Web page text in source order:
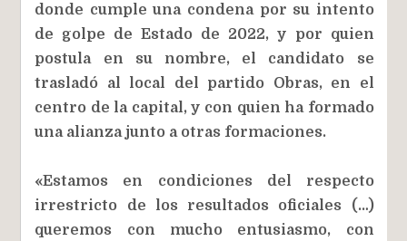
donde cumple una condena por su intento
de golpe de Estado de 2022, y por quien
postula en su nombre, el candidato se
trasladó al local del partido Obras, en el
centro de la capital, y con quien ha formado
una alianza junto a otras formaciones.
«Estamos en condiciones del respecto
irrestricto de los resultados oficiales (…)
queremos con mucho entusiasmo, con